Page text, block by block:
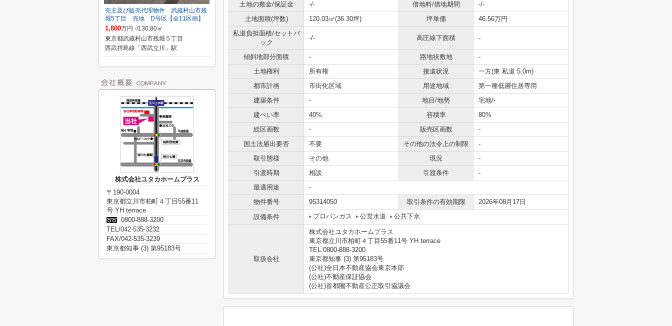
土地の敷金/保証金
-/- 借地料/借地期間
-/-
土地面積(坪数)
120.03㎡(36.30坪) 坪単価
46.56万円
私道負担面積/セットバ
ック
-/- 高圧線下面積 -
傾斜地部分面積 - 路地状敷地
-
土地権利
所有権 接道状況
一方(東 私道 5.0m)
都市計画
市街化区域 用途地域
第一種低層住居専用
建築条件
- 地目/地勢
宅地/-
建ぺい率
40% 容積率
80%
総区画数
- 販売区画数
-
国土法届出要否
不要 その他の法令上の制限
-
取引態様
その他 現況
-
引渡時期
相談 引渡条件
-
最適用途
-
物件番号
95314050 取引条件の有効期限
2026年08月17日
設備条件
プロパンガス 公営水道 公共下水
取扱会社
株式会社ユタカホームプラス
東京都立川市柏町４丁目55番11号 YH terrace
TEL:0800-888-3200
東京都知事 (3) 第95183号
(公社)全日本不動産協会東京本部
(公社)不動産保証協会
(公社)首都圏不動産公正取引協議会
売主及び販売代理物件 武蔵村山市残
堀5丁目 売地 D号区【全11区画】
1,800万円 -/130.80㎡
東京都武蔵村山市残堀５丁目
西武拝島線「西武立川」駅
株式会社ユタカホームプラス
〒190-0004
東京都立川市柏町４丁目55番11
号 YH terrace
0800-888-3200
TEL/042-535-3232
FAX/042-535-3239
東京都知事 (3) 第95183号